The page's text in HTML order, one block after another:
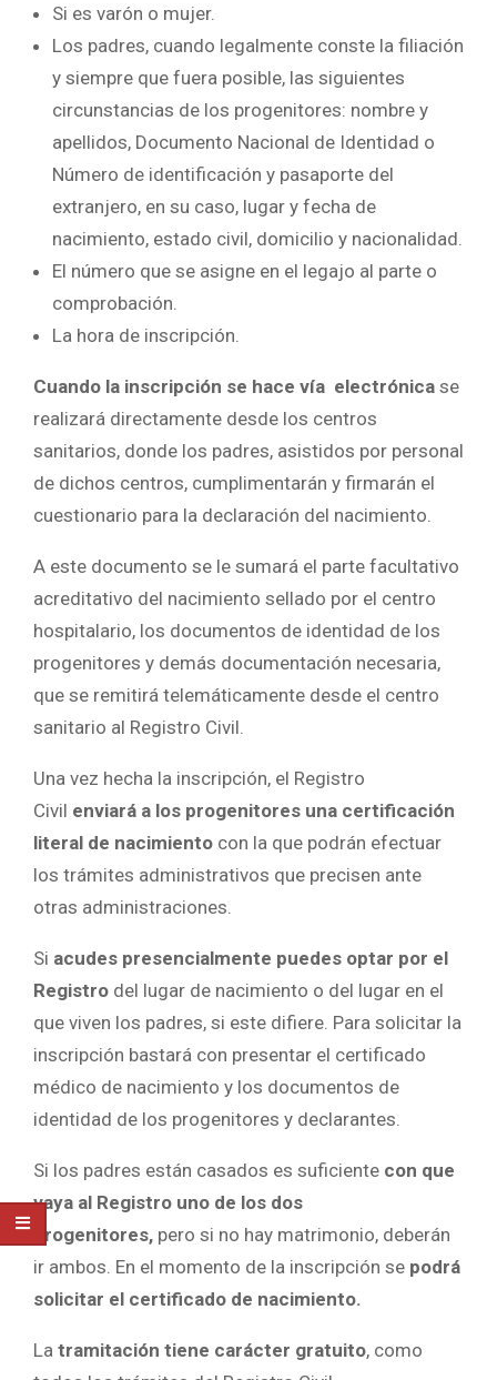
Si es varón o mujer.
Los padres, cuando legalmente conste la filiación
y siempre que fuera posible, las siguientes
circunstancias de los progenitores: nombre y
apellidos, Documento Nacional de Identidad o
Número de identificación y pasaporte del
extranjero, en su caso, lugar y fecha de
nacimiento, estado civil, domicilio y nacionalidad.
El número que se asigne en el legajo al parte o
comprobación.
La hora de inscripción.
Cuando la inscripción se hace vía electrónica se
realizará directamente desde los centros
sanitarios, donde los padres, asistidos por personal
de dichos centros, cumplimentarán y firmarán el
cuestionario para la declaración del nacimiento.
A este documento se le sumará el parte facultativo
acreditativo del nacimiento sellado por el centro
hospitalario, los documentos de identidad de los
progenitores y demás documentación necesaria,
que se remitirá telemáticamente desde el centro
sanitario al Registro Civil.
Una vez hecha la inscripción, el Registro
Civil enviará a los progenitores una certificación
literal de nacimiento con la que podrán efectuar
los trámites administrativos que precisen ante
otras administraciones.
Si acudes presencialmente puedes optar por el
Registro del lugar de nacimiento o del lugar en el
que viven los padres, si este difiere. Para solicitar la
inscripción bastará con presentar el certificado
médico de nacimiento y los documentos de
identidad de los progenitores y declarantes.
Si los padres están casados es suficiente con que
vaya al Registro uno de los dos
progenitores, pero si no hay matrimonio, deberán
ir ambos. En el momento de la inscripción se podrá
solicitar el certificado de nacimiento.
La tramitación tiene carácter gratuito, como